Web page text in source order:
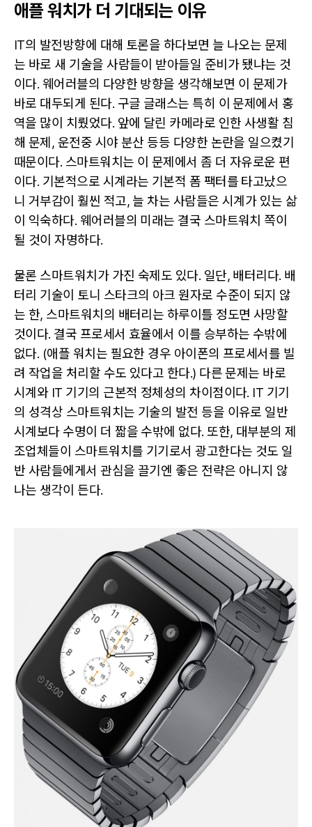
애플 워치가 더 기대되는 이유
IT의 발전방향에 대해 토론을 하다보면 늘 나오는 문제
는 바로 새 기술을 사람들이 받아들일 준비가 됐냐는 것
이다. 웨어러블의 다양한 방향을 생각해보면 이 문제가
바로 대두되게 된다. 구글 글래스는 특히 이 문제에서 홍
역을 많이 치뤘었다. 앞에 달린 카메라로 인한 사생활 침
해 문제, 운전중 시야 분산 등등 다양한 논란을 일으켰기
때문이다. 스마트워치는 이 문제에서 좀 더 자유로운 편
이다. 기본적으로 시계라는 기본적 폼 팩터를 타고났으
니 거부감이 훨씬 적고, 늘 차는 사람들은 시계가 있는 삶
이 익숙하다. 웨어러블의 미래는 결국 스마트워치 쪽이
될 것이 자명하다.
물론 스마트워치가 가진 숙제도 있다. 일단, 배터리다. 배
터리 기술이 토니 스타크의 아크 원자로 수준이 되지 않
는 한, 스마트워치의 배터리는 하루이틀 정도면 사망할
것이다. 결국 프로세서 효율에서 이를 승부하는 수밖에
없다. (애플 워치는 필요한 경우 아이폰의 프로세서를 빌
려 작업을 처리할 수도 있다고 한다.) 다른 문제는 바로
시계와 IT 기기의 근본적 정체성의 차이점이다. IT 기기
의 성격상 스마트워치는 기술의 발전 등을 이유로 일반
시계보다 수명이 더 짧을 수밖에 없다. 또한, 대부분의 제
조업체들이 스마트워치를 기기로서 광고한다는 것도 일
반 사람들에게서 관심을 끌기엔 좋은 전략은 아니지 않
나는 생각이 든다.